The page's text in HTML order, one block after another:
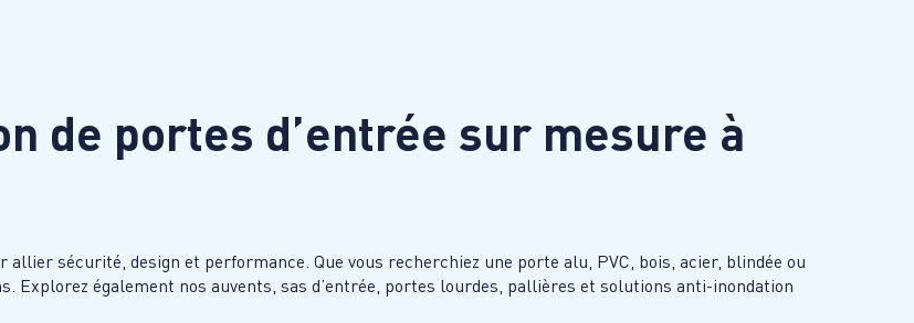
de portes d’entrée sur mesure à
sécurité, design et performance. Que vous recherchiez une porte alu, PVC, bois, acier, blindée ou
Explorez également nos auvents, sas d’entrée, portes lourdes, pallières et solutions anti-inondation